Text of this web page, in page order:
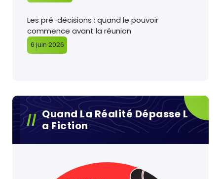
Les pré-décisions : quand le pouvoir
commence avant la réunion
6 juin 2026
Quand La Réalité Dépasse L
A Fiction